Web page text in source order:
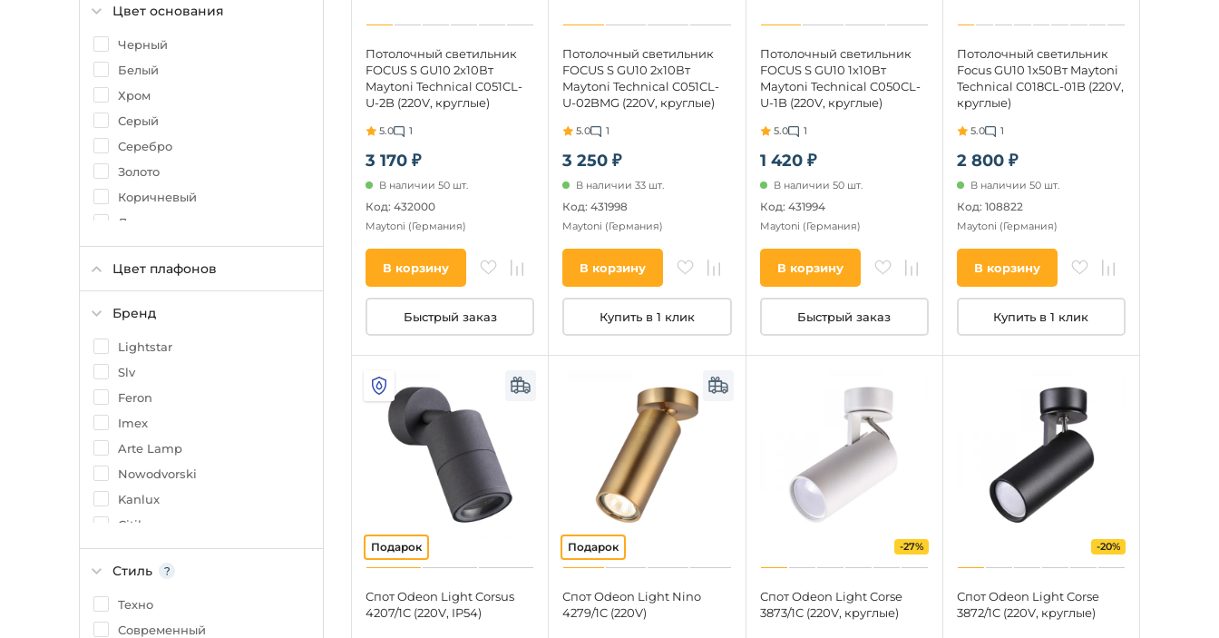
Цвет основания
Черный
Белый
Хром
Серый
Серебро
Золото
Коричневый
Латунь
Бронза
Алюминий
Розовый
Сатин
Перламутр
Цвет плафонов
Бренд
Lightstar
Slv
Feron
Imex
Arte Lamp
Nowodvorski
Kanlux
Citilux
Covali
Lussole Loft
Maytoni
Novotech
Стиль
Техно
Современный
3 170 ₽
Потолочный светильник
FOCUS S GU10 2x10Вт
Maytoni Technical C051CL-
U-2B (220V, круглые)
5.0 1
В наличии 50 шт.
Код: 432000
Maytoni (Германия)
В корзину
Быстрый заказ
3 250 ₽
Потолочный светильник
FOCUS S GU10 2x10Вт
Maytoni Technical C051CL-
U-02BMG (220V, круглые)
5.0 1
В наличии 33 шт.
Код: 431998
Maytoni (Германия)
В корзину
Купить в 1 клик
1 420 ₽
Потолочный светильник
FOCUS S GU10 1x10Вт
Maytoni Technical C050CL-
U-1B (220V, круглые)
5.0 1
В наличии 50 шт.
Код: 431994
Maytoni (Германия)
В корзину
Быстрый заказ
2 800 ₽
Потолочный светильник
Focus GU10 1x50Вт Maytoni
Technical C018CL-01B (220V,
круглые)
5.0 1
В наличии 50 шт.
Код: 108822
Maytoni (Германия)
В корзину
Купить в 1 клик
Спот Odeon Light Corsus
4207/1C (220V, IP54)
Спот Odeon Light Nino
4279/1C (220V)
-27%
Спот Odeon Light Corse
3873/1C (220V, круглые)
-20%
Спот Odeon Light Corse
3872/1C (220V, круглые)